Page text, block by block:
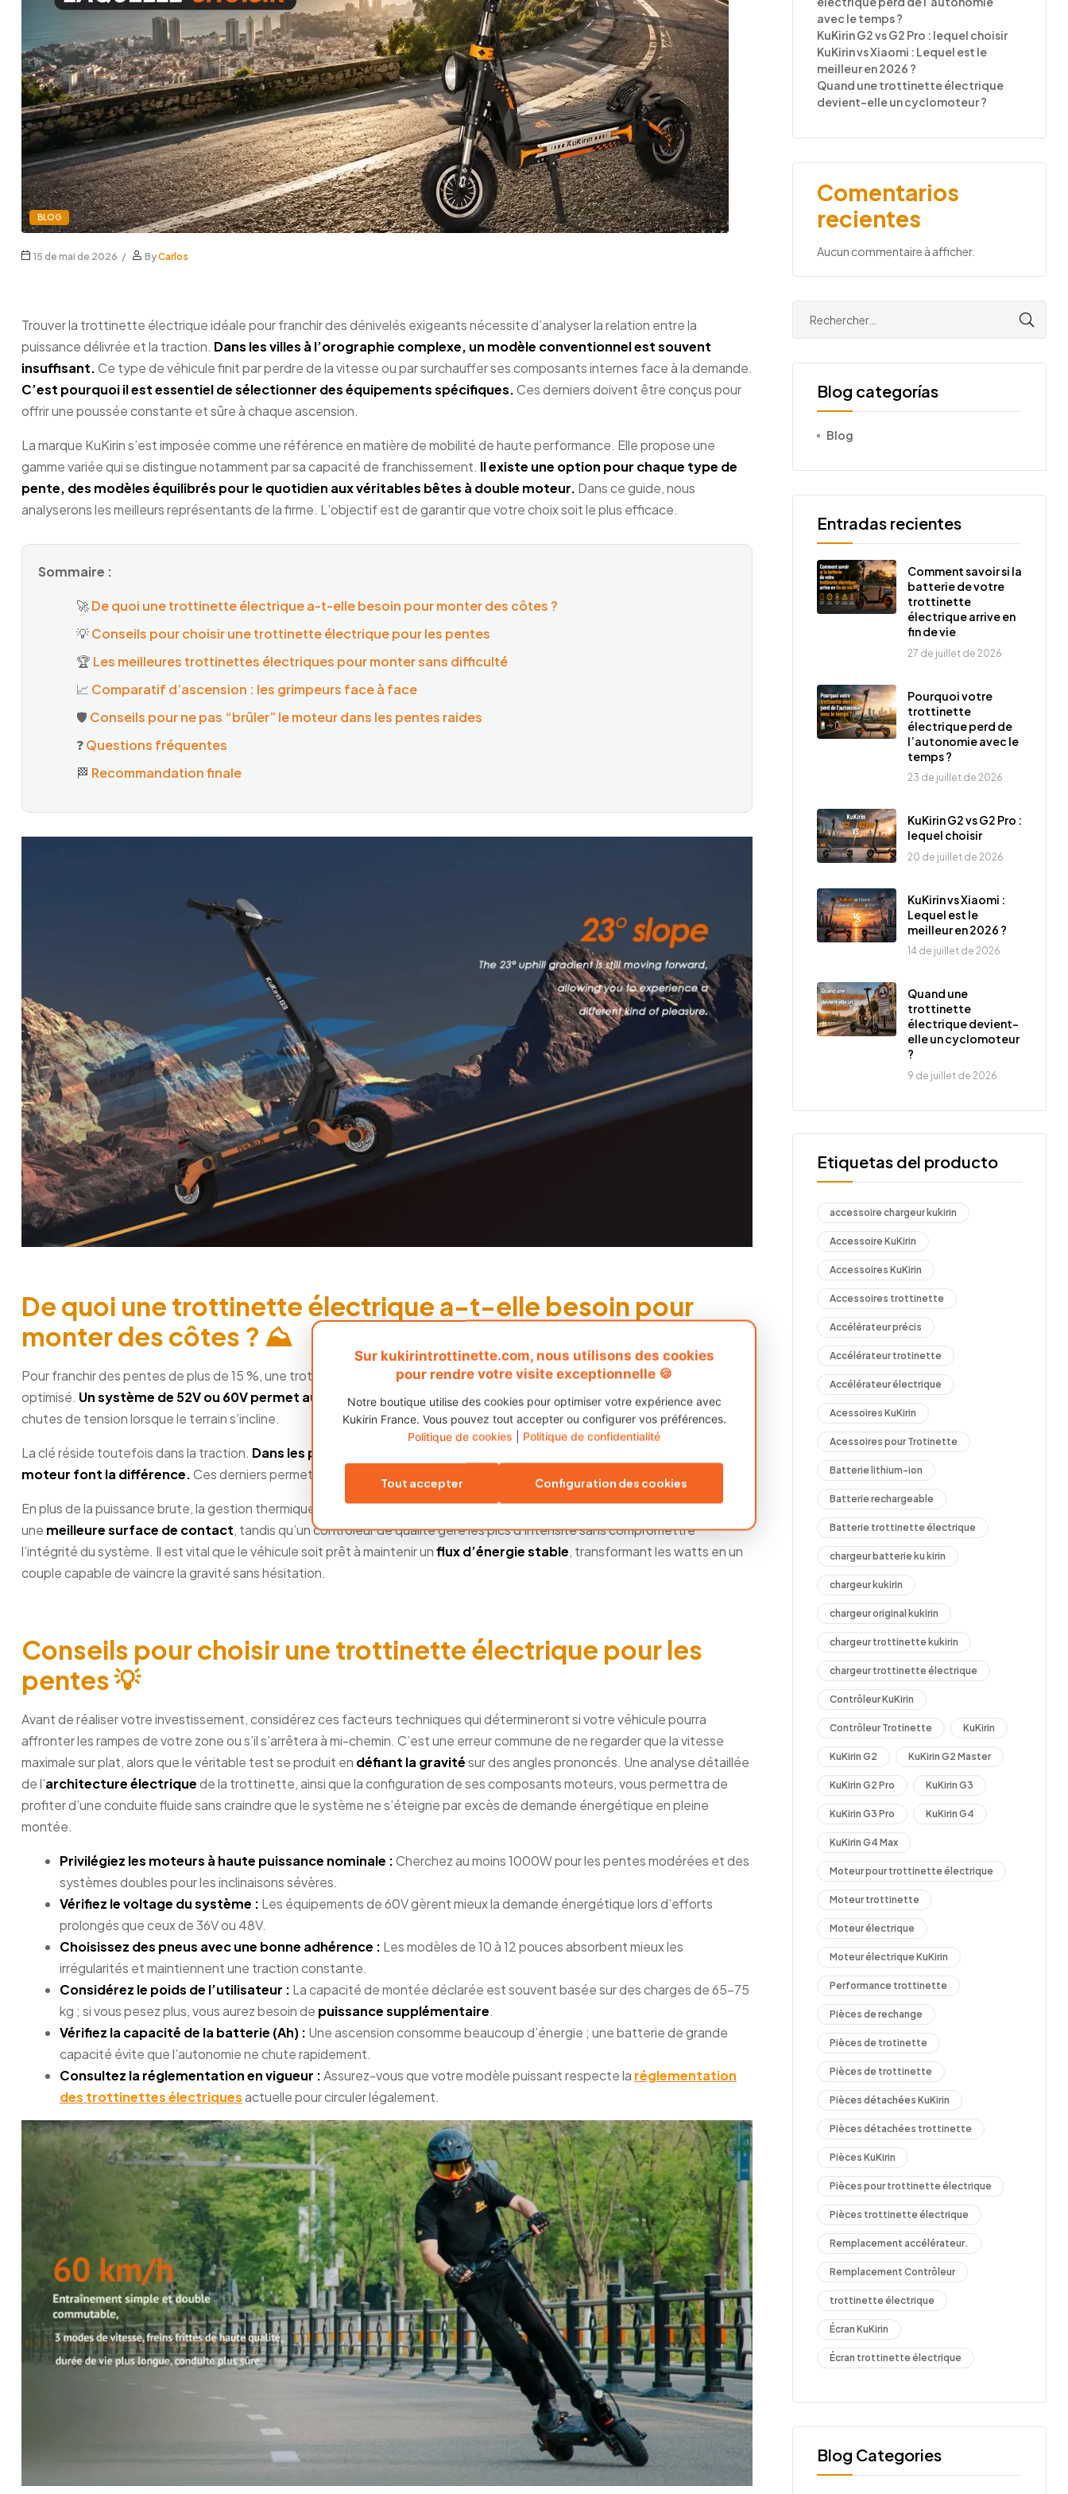
BLOG
15 de mai de 2026 ByCarlos
Trouver la trottinette électrique idéale pour franchir des dénivelés exigeants nécessite d’analyser la relation entre la
puissance délivrée et la traction. Dans les villes à l’orographie complexe, un modèle conventionnel est souvent
insuffisant.Ce type de véhicule finit par perdre de la vitesse ou par surchauffer ses composants internes face à la demande.
C’est pourquoi il est essentiel de sélectionner des équipements spécifiques.Ces derniers doivent être conçus pour
offrir une poussée constante et sûre à chaque ascension.
La marque KuKirin s’est imposée comme une référence en matière de mobilité de haute performance. Elle propose une
gamme variée qui se distingue notamment par sa capacité de franchissement. Il existe une option pour chaque type de
pente, des modèles équilibrés pour le quotidien aux véritables bêtes à double moteur. Dans ce guide, nous
analyserons les meilleurs représentants de la firme. L’objectif est de garantir que votre choix soit le plus efficace.
Sommaire :
🚀De quoi une trottinette électrique a-t-elle besoin pour monter des côtes ?
💡Conseils pour choisir une trottinette électrique pour les pentes
🏆 Les meilleures trottinettes électriques pour monter sans difficulté
📈 Comparatif d’ascension : les grimpeurs face à face
🛡️ Conseils pour ne pas “brûler” le moteur dans les pentes raides
❓Questions fréquentes
🏁 Recommandation finale
De quoi une trottinette électrique a-t-elle besoin pour
monter des côtes ? ⛰️
Pour franchir des pentes de plus de 15 %, une trottinette a besoin d’un voltage élevé et d’un moteur avec un couple
optimisé. Un système de 52V ou 60V permet au courant de circuler plus efficacement.Cela évite notamment les
chutes de tension lorsque le terrain s’incline.
La clé réside toutefois dans la traction. Dans les pentes très raides ou les terrains irréguliers, les modèles à double
moteur font la différence.Ces derniers permettent de répartir l’effort tout en évitant la surchauffe d’un seul contrôleur.
En plus de la puissance brute, la gestion thermique et le diamètre des roues jouent un rôle crucial. Un pneu plus grand offre
une meilleure surface de contact, tandis qu’un contrôleur de qualité gère les pics d’intensité sans compromettre
l’intégrité du système. Il est vital que le véhicule soit prêt à maintenir unflux d’énergie stable, transformant les watts en un
couple capable de vaincre la gravité sans hésitation.
Conseils pour choisir une trottinette électrique pour les
pentes 💡
Avant de réaliser votre investissement, considérez ces facteurs techniques qui détermineront si votre véhicule pourra
affronter les rampes de votre zone ou s’il s’arrêtera à mi-chemin. C’est une erreur commune de ne regarder que la vitesse
maximale sur plat, alors que le véritable test se produit en défiant la gravitésur des angles prononcés. Une analyse détaillée
de l’architecture électriquede la trottinette, ainsi que la configuration de ses composants moteurs, vous permettra de
profiter d’une conduite fluide sans craindre que le système ne s’éteigne par excès de demande énergétique en pleine
montée.
Privilégiez les moteurs à haute puissance nominale :Cherchez au moins 1000W pour les pentes modérées et des
systèmes doubles pour les inclinaisons sévères.
Vérifiez le voltage du système : Les équipements de 60V gèrent mieux la demande énergétique lors d’efforts
prolongés que ceux de 36V ou 48V.
Choisissez des pneus avec une bonne adhérence : Les modèles de 10 à 12 pouces absorbent mieux les
irrégularités et maintiennent une traction constante.
Considérez le poids de l’utilisateur : La capacité de montée déclarée est souvent basée sur des charges de 65-75
kg ; si vous pesez plus, vous aurez besoin de puissance supplémentaire.
Vérifiez la capacité de la batterie (Ah) : Une ascension consomme beaucoup d’énergie ; une batterie de grande
capacité évite que l’autonomie ne chute rapidement.
Consultez la réglementation en vigueur :Assurez-vous que votre modèle puissant respecte la réglementation
des trottinettes électriquesactuelle pour circuler légalement.
avec le temps ?
KuKirin G2 vs G2 Pro : lequel choisir
KuKirin vs Xiaomi : Lequel est le
meilleur en 2026 ?
Quand une trottinette électrique
devient-elle un cyclomoteur ?
Comentarios
recientes
Aucun commentaire à afficher.
Blog categorías
Blog
Entradas recientes
Comment savoir si la
batterie de votre
trottinette
électrique arrive en
fin de vie
27 de juillet de 2026
Pourquoi votre
trottinette
électrique perd de
l’autonomie avec le
temps ?
23 de juillet de 2026
KuKirin G2 vs G2 Pro :
lequel choisir
20 de juillet de 2026
KuKirin vs Xiaomi :
Lequel est le
meilleur en 2026 ?
14 de juillet de 2026
Quand une
trottinette
électrique devient-
elle un cyclomoteur
?
9 de juillet de 2026
Etiquetas del producto
accessoire chargeur kukirin
Accessoire KuKirin
Accessoires KuKirin
Accessoires trottinette
Accélérateur précis
Accélérateur trotinette
Accélérateur électrique
Acessoires KuKirin
Acessoires pour Trotinette
Batterie lithium-ion
Batterie rechargeable
Batterie trottinette électrique
chargeur batterie ku kirin
chargeur kukirin
chargeur original kukirin
chargeur trottinette kukirin
chargeur trottinette électrique
Contrôleur KuKirin
Contrôleur Trotinette KuKirin
KuKirin G2 KuKirin G2 Master
KuKirin G2 Pro KuKirin G3
KuKirin G3 Pro KuKirin G4
KuKirin G4 Max
Moteur pour trottinette électrique
Moteur trottinette
Moteur électrique
Moteur électrique KuKirin
Performance trottinette
Pièces de rechange
Pièces de trotinette
Pièces de trottinette
Pièces détachées KuKirin
Pièces détachées trottinette
Pièces KuKirin
Pièces pour trottinette électrique
Pièces trottinette électrique
Remplacement accélérateur.
Remplacement Contrôleur
trottinette électrique
Écran KuKirin
Écran trottinette électrique
Blog Categories
Sur kukirintrottinette.com, nous utilisons des cookies
pour rendre votre visite exceptionnelle 🍪
Notre boutique utilise des cookies pour optimiser votre expérience avec
Kukirin France. Vous pouvez tout accepter ou configurer vos préférences.
Politique de cookies
Politique de confidentialité
Tout accepter Configuration des cookies